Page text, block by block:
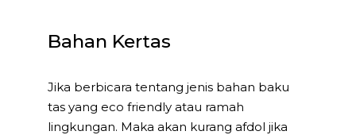
Bahan Kertas
Jika berbicara tentang jenis bahan baku
tas yang eco friendly atau ramah
lingkungan. Maka akan kurang afdol jika